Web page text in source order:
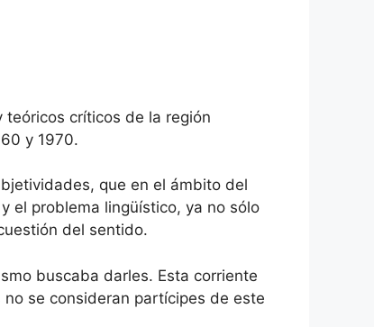
críticos de la región
y 1970.
que en el ámbito del
el problema lingüístico, ya no sólo
del sentido.
buscaba darles. Esta corriente
se consideran partícipes de este